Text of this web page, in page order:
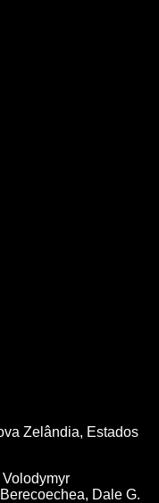
Zelândia, Estados
Volodymyr
Dale G.